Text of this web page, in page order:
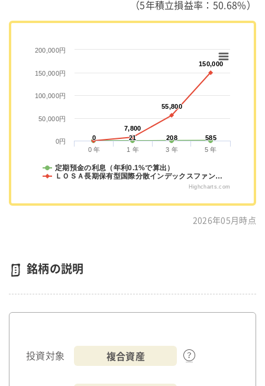
（5年積立損益率：50.68%）
0
0 21
21 208
208 585
585
7,800
7,800
55,800
55,800
150,000
150,000
定期預金の利息（年利0.1%で算出）
ＬＯＳＡ長期保有型国際分散インデックスファン…
0 年 1 年 3 年 5 年
0円
50,000円
100,000円
150,000円
200,000円
Highcharts.com
2026年05月時点
銘柄の説明
投資対象 複合資産